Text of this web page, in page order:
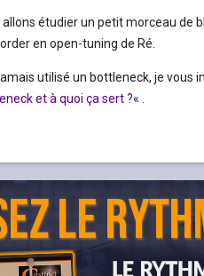
allons étudier un petit morceau de
en open-tuning de Ré.
utilisé un bottleneck, je vous
et à quoi ça sert ?« .